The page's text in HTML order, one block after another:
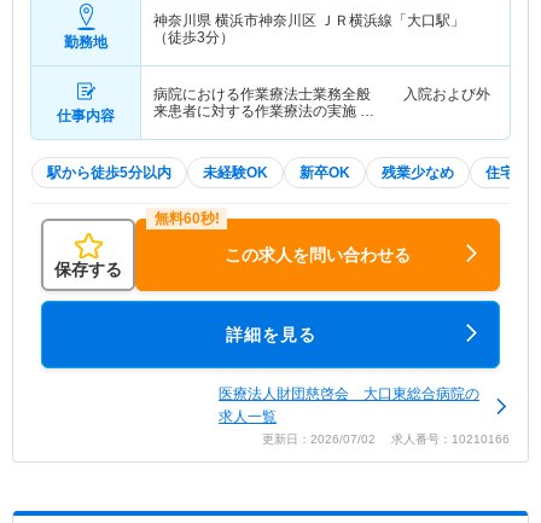
勤務地
神奈川県 横浜市神奈川区
ＪＲ横浜線「大口駅」
（徒歩3分）
仕事内容
病院における作業療法士業務全般 入院および外
来患者に対する作業療法の実施 …
駅から徒歩5分以内 未経験OK 新卒OK 残業少なめ 住宅手
保存する
この求人を問い合わせる
詳細を見る
医療法人財団慈啓会 大口東総合病院の
求人一覧
更新日：2026/07/02 求人番号：10210166